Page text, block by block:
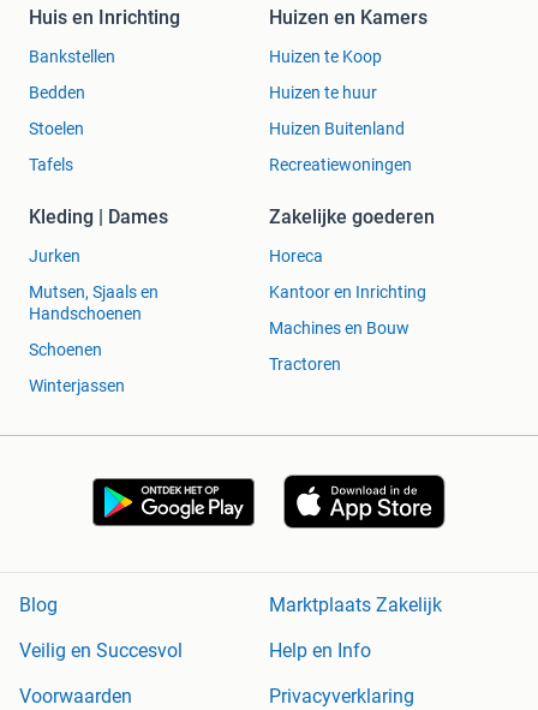
Huis en Inrichting
Bankstellen
Bedden
Stoelen
Tafels
Huizen en Kamers
Huizen te Koop
Huizen te huur
Huizen Buitenland
Recreatiewoningen
Kleding | Dames
Jurken
Mutsen, Sjaals en
Handschoenen
Schoenen
Winterjassen
Zakelijke goederen
Horeca
Kantoor en Inrichting
Machines en Bouw
Tractoren
Blog
Marktplaats Zakelijk
Veilig en Succesvol
Help en Info
Voorwaarden
Privacyverklaring